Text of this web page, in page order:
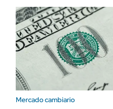
Mercado cambiario